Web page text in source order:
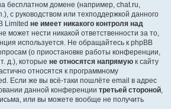
бесплатном домене (например, chat.ru,
с руководством или техподдержкой данного
Limited не имеет никакого контроля над
может нести никакой ответственности за то,
используется. Не обращайтесь к phpBB
(о приостановке работы конференции,
д.), которые не относятся напрямую к сайту
относятся к программному
Если же вы всё-таки пошлёте email в адрес
данной конференции третьей стороной,
или вы можете вообще не получить